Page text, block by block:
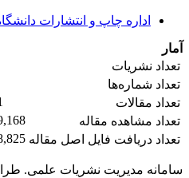
اداره چاپ و انتشارات
آمار
تعداد نشریات
تعداد شماره‌ها
تعداد مقالات
تعداد مشاهده مقاله
تعداد دریافت فایل اصل مقاله
سامانه مدیریت نشریات علمی.